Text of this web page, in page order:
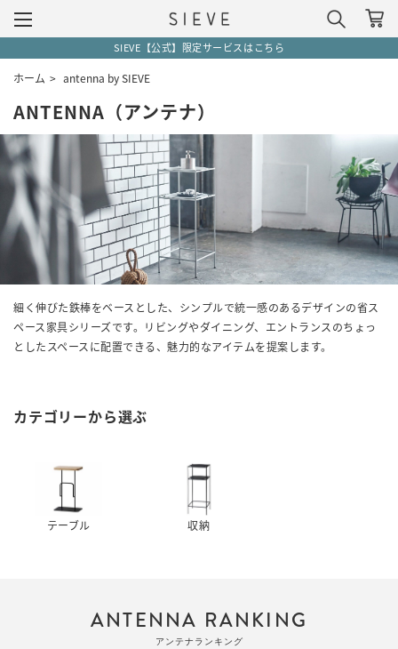
SIEVE【公式】限定サービスはこちら
ホーム > antenna by SIEVE
ANTENNA（アンテナ）
細く伸びた鉄棒をベースとした、シンプルで統一感のあるデザインの省ス
ペース家具シリーズです。リビングやダイニング、エントランスのちょっ
としたスペースに配置できる、魅力的なアイテムを提案します。
カテゴリーから選ぶ
テーブル 収納
ANTENNA RANKING
アンテナランキング